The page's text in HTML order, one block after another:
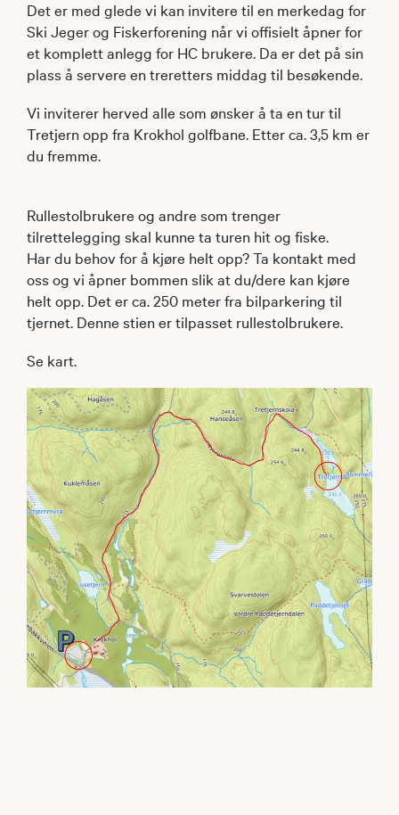
Det er med glede vi kan invitere til en merkedag for
Ski Jeger og Fiskerforening når vi offisielt åpner for
et komplett anlegg for HC brukere. Da er det på sin
plass å servere en treretters middag til besøkende.
Vi inviterer herved alle som ønsker å ta en tur til
Tretjern opp fra Krokhol golfbane. Etter ca. 3,5 km er
du fremme.
Rullestolbrukere og andre som trenger
tilrettelegging skal kunne ta turen hit og fiske.
Har du behov for å kjøre helt opp? Ta kontakt med
oss og vi åpner bommen slik at du/dere kan kjøre
helt opp. Det er ca. 250 meter fra bilparkering til
tjernet. Denne stien er tilpasset rullestolbrukere.
Se kart.